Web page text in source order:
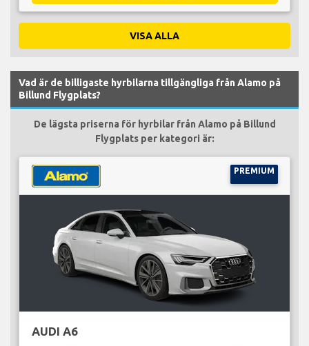
VISA ALLA
Vad är de billigaste hyrbilarna tillgängliga från Alamo på
Billund Flygplats?
De lägsta priserna för hyrbilar från Alamo på Billund
Flygplats per kategori är:
PREMIUM
AUDI A6